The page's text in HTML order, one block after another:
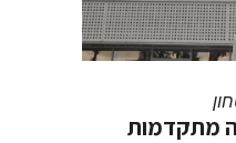
מתקדמות